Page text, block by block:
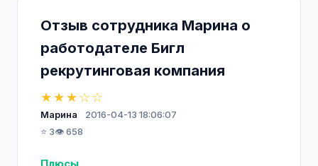
Отзыв сотрудника Марина о
работодателе Бигл
рекрутинговая компания
★★★☆☆
Марина
2016-04-13 18:06:07
⭐ 3👁️ 658